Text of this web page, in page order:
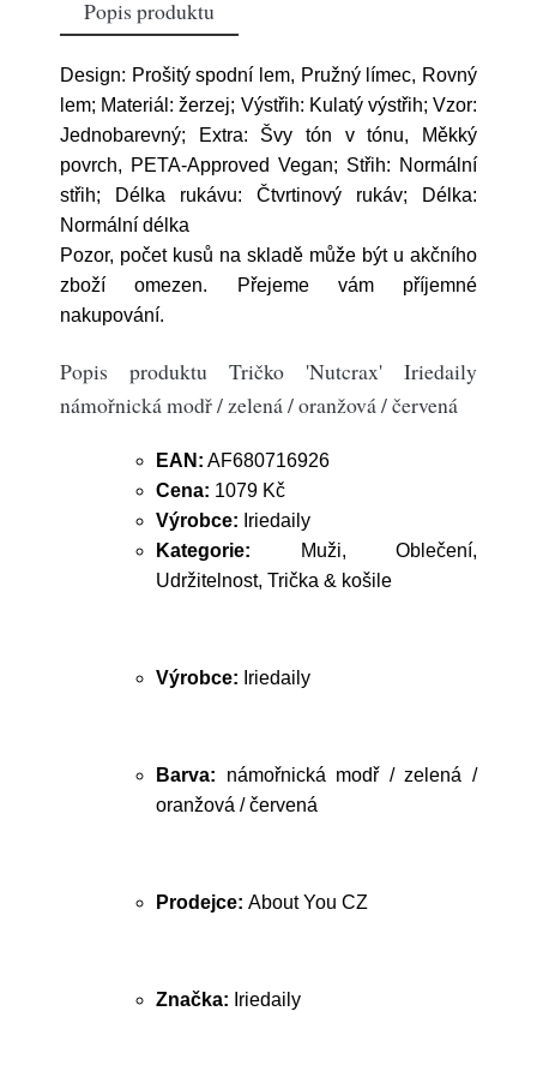
Popis produktu
Design: Prošitý spodní lem, Pružný límec, Rovný
lem; Materiál: žerzej; Výstřih: Kulatý výstřih; Vzor:
Jednobarevný; Extra: Švy tón v tónu, Měkký
povrch, PETA-Approved Vegan; Střih: Normální
střih; Délka rukávu: Čtvrtinový rukáv; Délka:
Normální délka
Pozor, počet kusů na skladě může být u akčního
zboží omezen. Přejeme vám příjemné
nakupování.
Popis produktu Tričko 'Nutcrax' Iriedaily
námořnická modř / zelená / oranžová / červená
EAN: AF680716926
Cena: 1079 Kč
Výrobce: Iriedaily
Kategorie: Muži, Oblečení,
Udržitelnost, Trička & košile
Výrobce: Iriedaily
Barva: námořnická modř / zelená /
oranžová / červená
Prodejce: About You CZ
Značka: Iriedaily